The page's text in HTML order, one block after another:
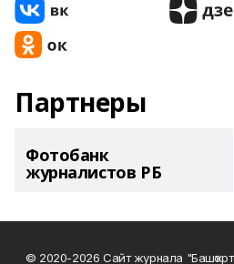
Партнеры
Фотобанк
журналистов РБ
© 2020-2026 Сайт журнала